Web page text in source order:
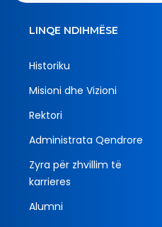
LINQE NDIHMËSE
Historiku
Misioni dhe Vizioni
Rektori
Administrata Qendrore
Zyra për zhvillim të
karrieres
Alumni